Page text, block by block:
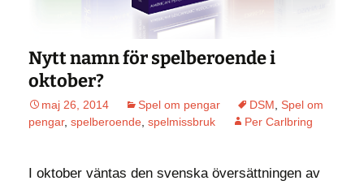
Nytt namn för spelberoende i
oktober?
maj 26, 2014 Spel om pengar DSM, Spel om
pengar, spelberoende, spelmissbruk Per Carlbring
I oktober väntas den svenska översättningen av